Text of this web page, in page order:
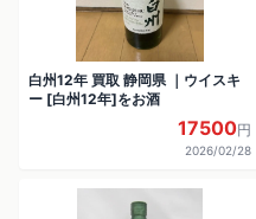
白州12年 買取 静岡県 ｜ウイスキ
ー [白州12年]をお酒
17500円
2026/02/28